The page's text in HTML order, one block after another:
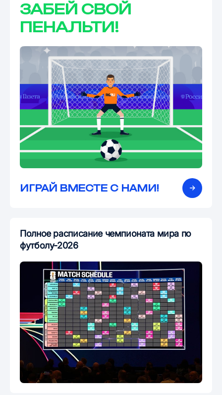
ЗАБЕЙ СВОЙ
ПЕНАЛЬТИ!
ИГРАЙ ВМЕСТЕ С НАМИ!
Полное расписание чемпионата мира по
футболу-2026